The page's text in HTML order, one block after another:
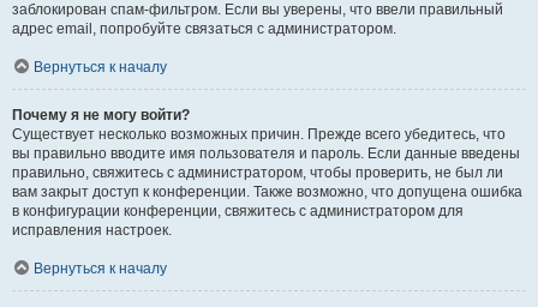
заблокирован спам-фильтром. Если вы уверены, что ввели правильный
адрес email, попробуйте связаться с администратором.
Вернуться к началу
Почему я не могу войти?
Существует несколько возможных причин. Прежде всего убедитесь, что
вы правильно вводите имя пользователя и пароль. Если данные введены
правильно, свяжитесь с администратором, чтобы проверить, не был ли
вам закрыт доступ к конференции. Также возможно, что допущена ошибка
в конфигурации конференции, свяжитесь с администратором для
исправления настроек.
Вернуться к началу